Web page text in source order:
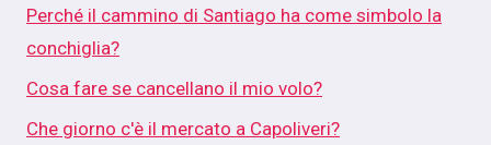
Perché il cammino di Santiago ha come simbolo la
conchiglia?
Cosa fare se cancellano il mio volo?
Che giorno c'è il mercato a Capoliveri?